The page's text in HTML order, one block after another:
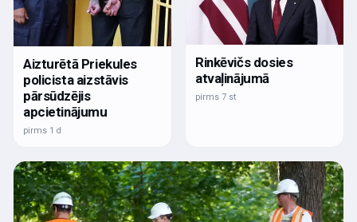
Aizturētā Priekules
policista aizstāvis
pārsūdzējis
apcietinājumu
pirms 1 d
Rinkēvičs dosies
atvaļinājumā
pirms 7 st